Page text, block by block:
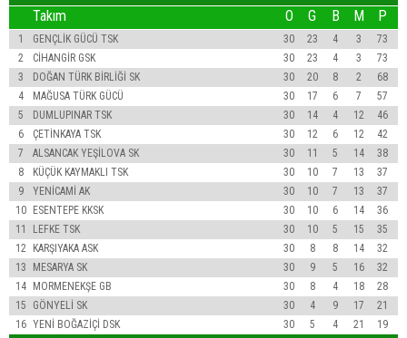
Takım
O G B M P
1 GENÇLİK GÜCÜ TSK 30 23 4 3
73
2
CİHANGİR GSK 30 23 4 3
73
3
DOĞAN TÜRK BİRLİĞİ SK 30 20 8 2
68
4
MAĞUSA TÜRK GÜCÜ 30 17 6 7
57
5
DUMLUPINAR TSK 30 14 4 12
46
6
ÇETİNKAYA TSK 30 12 6 12
42
7
ALSANCAK YEŞİLOVA SK 30 11 5 14
38
8
KÜÇÜK KAYMAKLI TSK 30 10 7 13
37
9
YENİCAMİ AK 30 10 7 13
37
10 ESENTEPE KKSK 30 10 6 14
36
11
LEFKE TSK 30 10 5 15
35
12
KARŞIYAKA ASK 30 8 8 14
32
13
MESARYA SK 30 9 5 16
32
14 MORMENEKŞE GB 30 8 4 18
28
15
GÖNYELİ SK 30 4 9 17
21
16 YENİ BOĞAZİÇİ DSK 30 5 4 21 19